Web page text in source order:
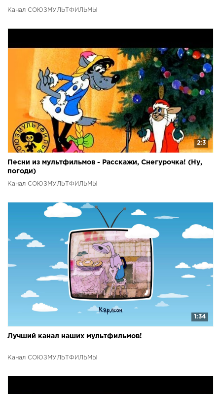
Канал СОЮЗМУЛЬТФИЛЬМЫ
2:3
Песни из мультфильмов - Расскажи, Снегурочка! (Ну,
погоди)
Канал СОЮЗМУЛЬТФИЛЬМЫ
1:34
Лучший канал наших мультфильмов!
Канал СОЮЗМУЛЬТФИЛЬМЫ